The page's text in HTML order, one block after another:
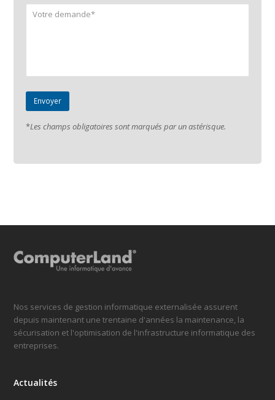
*Les champs obligatoires sont marqués par un astérisque.
Nos services de gestion informatique externalisée assurent
depuis maintenant une trentaine d'années la maintenance, la
sécurisation et l'optimisation de l'infrastructure informatique des
entreprises.
Actualités